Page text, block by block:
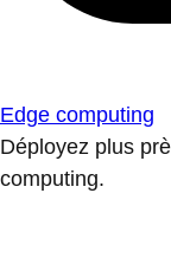
Edge computing
Déployez plus
computing.